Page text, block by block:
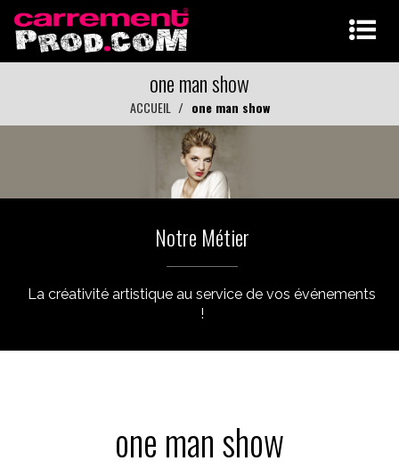
one man show
ACCUEIL one man show
Notre Métier
La créativité artistique au service de vos événements
!
one man show